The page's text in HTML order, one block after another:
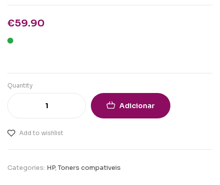
€59.90
Quantity
Adicionar
Add to wishlist
Categories: HP,Toners compativeis